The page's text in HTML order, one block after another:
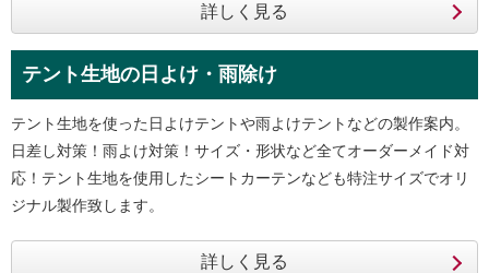
テント生地の日よけ・雨除け
テント生地を使った日よけテントや雨よけテントなどの製作案内。
日差し対策！雨よけ対策！サイズ・形状など全てオーダーメイド対
応！テント生地を使用したシートカーテンなども特注サイズでオリ
ジナル製作致します。